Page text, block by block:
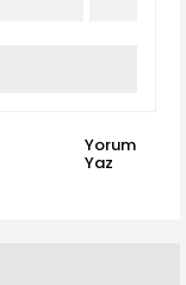
Yorum
Yaz